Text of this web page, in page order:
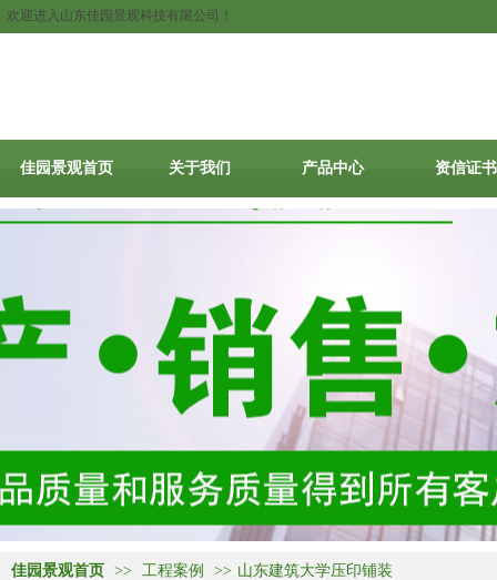
欢迎进入山东佳园景观科技有限公司！
佳园景观首页 关于我们 产品中心 资信证书
佳园景观首页 >> 工程案例 >> 山东建筑大学压印铺装